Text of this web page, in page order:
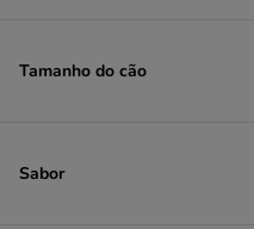
Tamanho do cão
Sabor